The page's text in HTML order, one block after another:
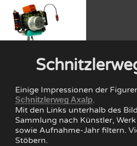
Einige Impressionen der
Schnitzlerweg Axalp.
Mit den Links unterhalb des
Sammlung nach Künstler,
sowie Aufnahme-Jahr filtern.
Stöbern.